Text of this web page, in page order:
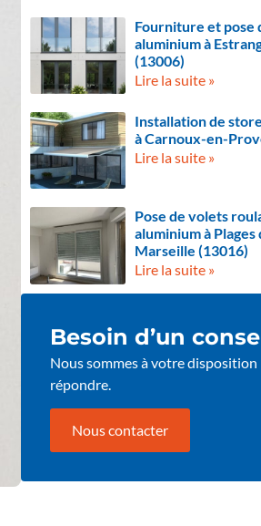
Fourniture et pose
aluminium à
(13006)
Lire la suite »
Installation de
à Carnoux-en-
Lire la suite »
Pose de volets
aluminium à
Marseille (13016)
Lire la suite »
Besoin d’un
Nous sommes à votre
répondre.
Nous contacter